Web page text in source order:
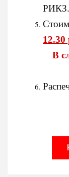
РИКЗ.
12.30
В